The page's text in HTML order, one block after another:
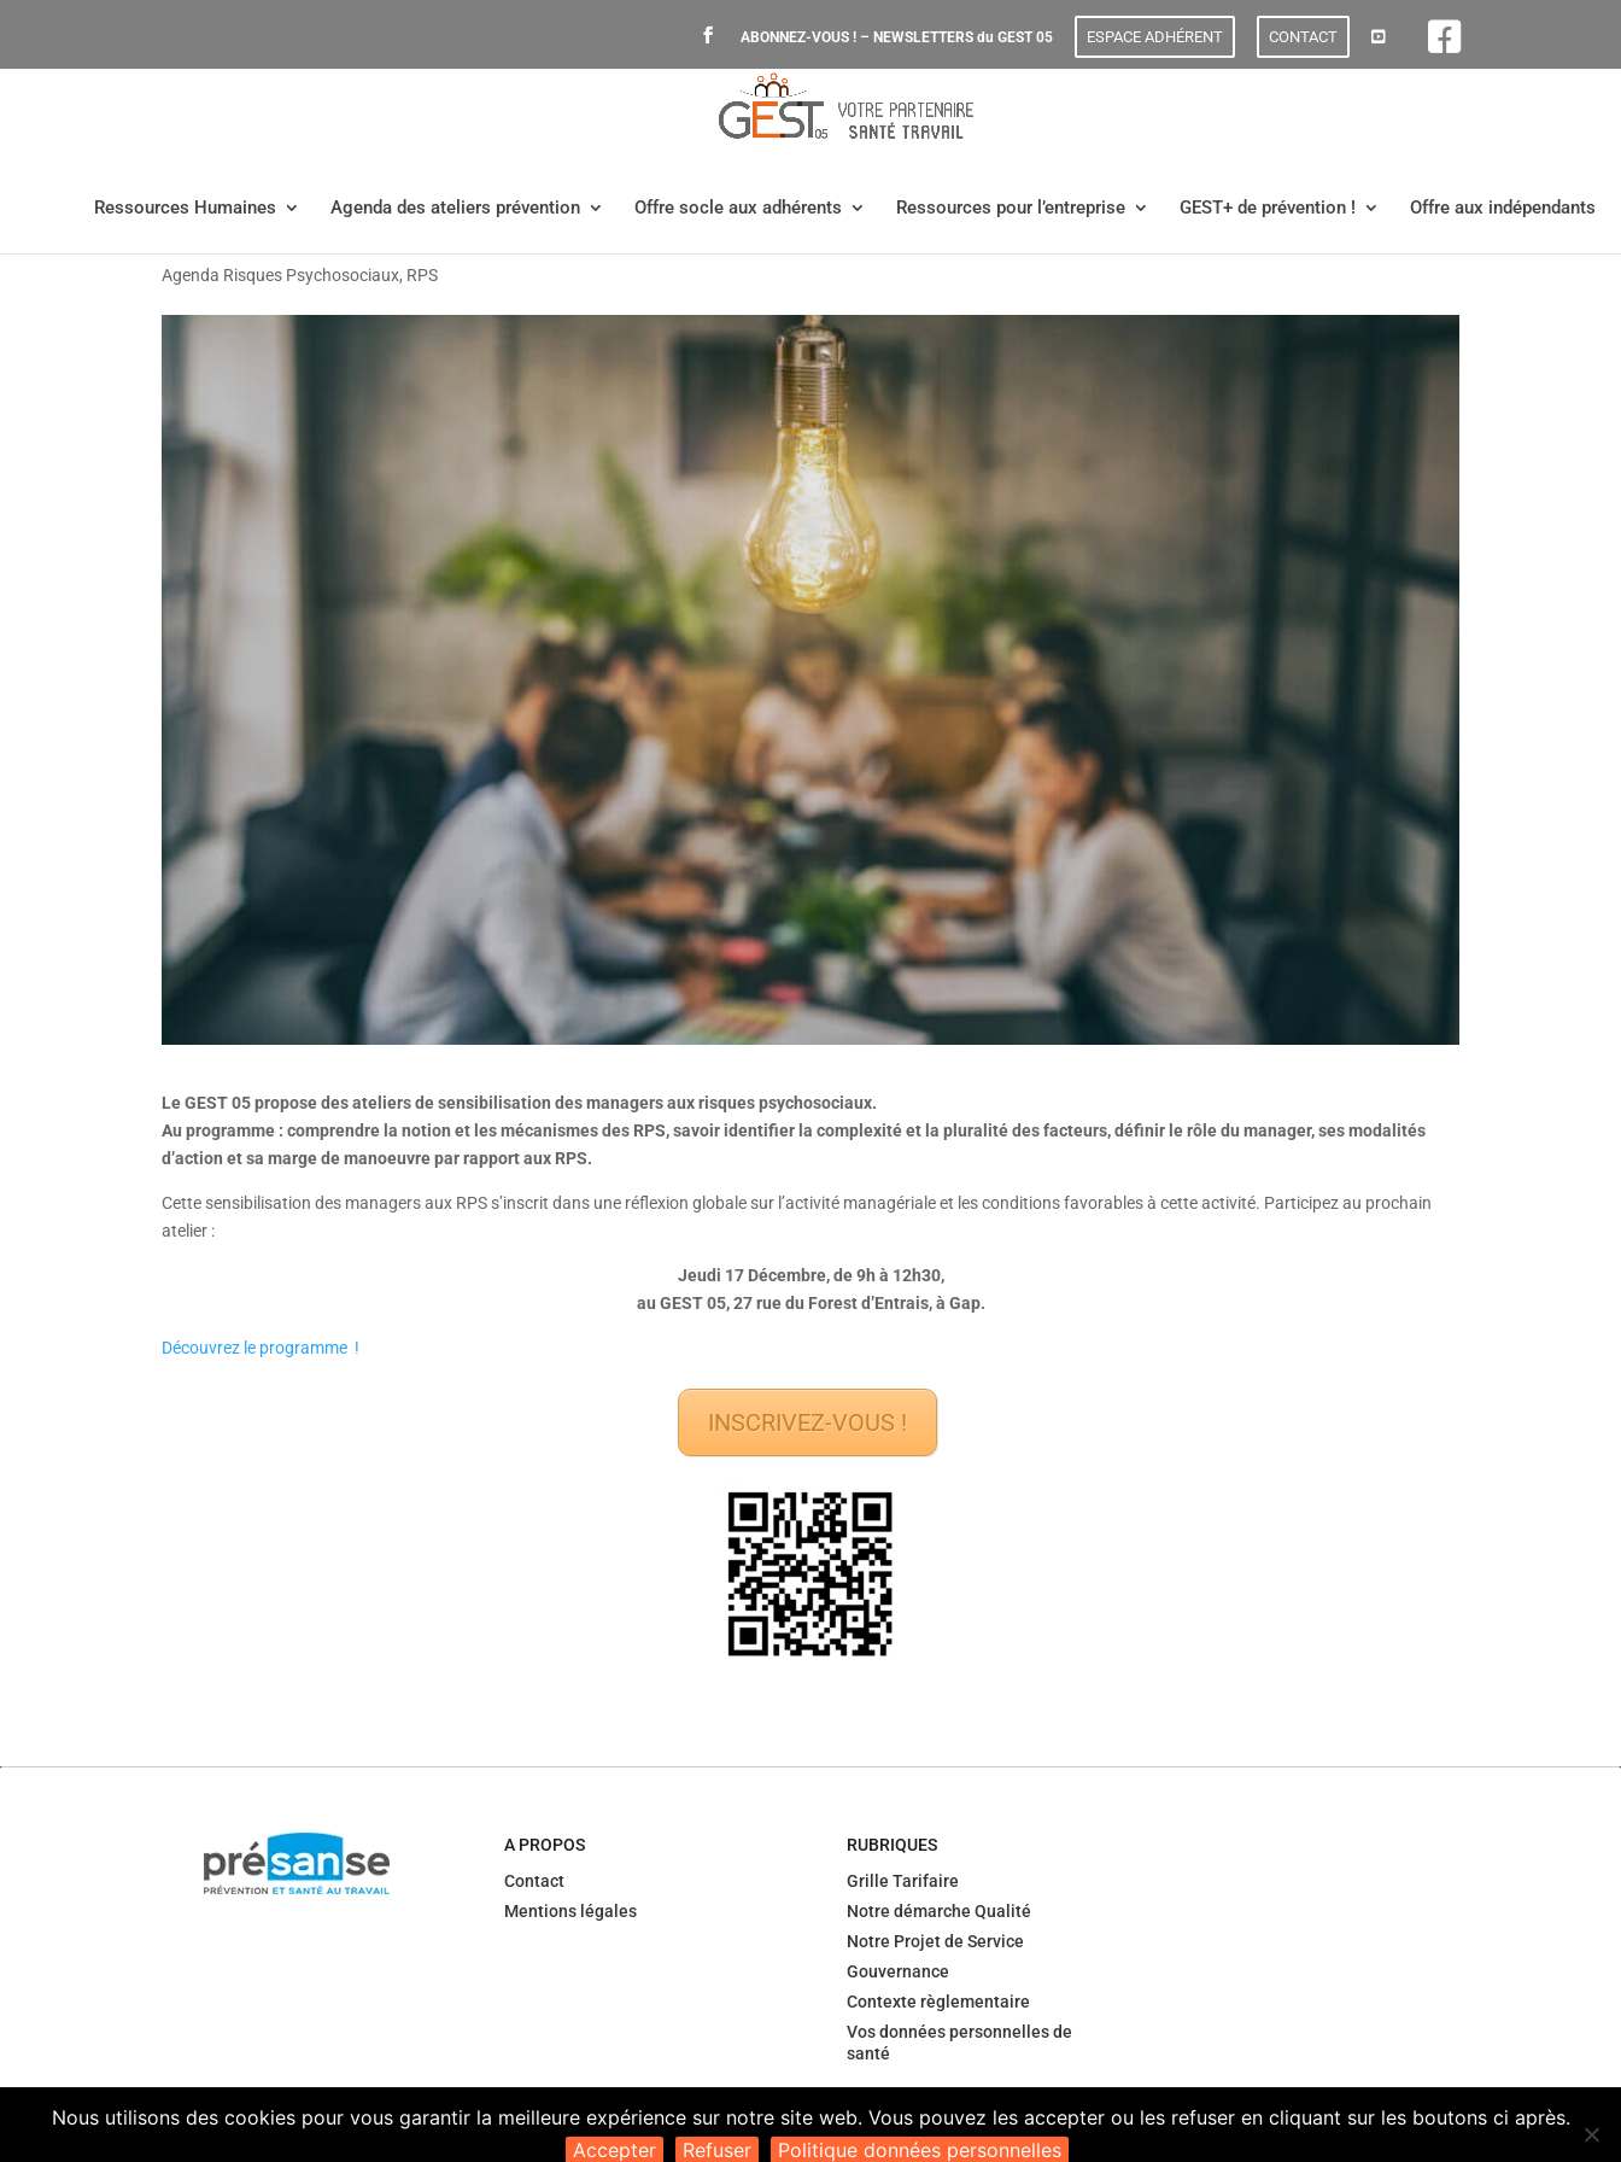
ABONNEZ-VOUS ! – NEWSLETTERS du GEST 05 ESPACE ADHÉRENT CONTACT
Ressources Humaines Agenda des ateliers prévention Offre socle aux adhérents Ressources pour l’entreprise GEST+ de prévention ! Offre aux indépendants
17/12/2026 – Sensibilisation des managers aux risques psychosociaux à Gap
Agenda Risques Psychosociaux, RPS
Le GEST 05 propose des ateliers de sensibilisation des managers aux risques psychosociaux.
Au programme : comprendre la notion et les mécanismes des RPS, savoir identifier la complexité et la pluralité des facteurs, définir le rôle du manager, ses modalités
d’action et sa marge de manoeuvre par rapport aux RPS.
Cette sensibilisation des managers aux RPS s’inscrit dans une réflexion globale sur l’activité managériale et les conditions favorables à cette activité. Participez au prochain
atelier :
Jeudi 17 Décembre, de 9h à 12h30,
au GEST 05, 27 rue du Forest d’Entrais, à Gap.
Découvrez le programme !
INSCRIVEZ-VOUS !
A PROPOS
Contact
Mentions légales
RUBRIQUES
Grille Tarifaire
Notre démarche Qualité
Notre Projet de Service
Gouvernance
Contexte règlementaire
Vos données personnelles de
santé
Nous utilisons des cookies pour vous garantir la meilleure expérience sur notre site web. Vous pouvez les accepter ou les refuser en cliquant sur les boutons ci après.
Accepter
Refuser Politique données personnelles